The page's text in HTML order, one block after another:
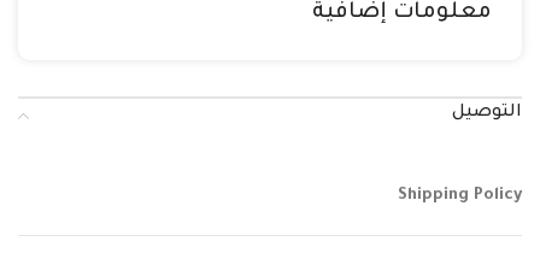
معلومات إضافية
التوصيل
Shipping Policy